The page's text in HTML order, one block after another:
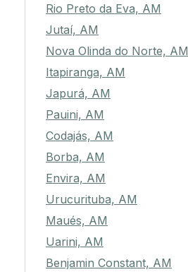
Rio Preto da Eva, AM
Jutaí, AM
Nova Olinda do Norte, AM
Itapiranga, AM
Japurá, AM
Pauini, AM
Codajás, AM
Borba, AM
Envira, AM
Urucurituba, AM
Maués, AM
Uarini, AM
Benjamin Constant, AM